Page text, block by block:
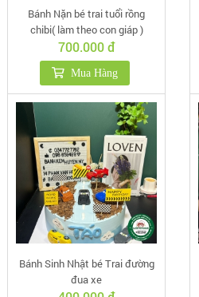
Bánh Nặn bé trai tuổi rồng
chibi( làm theo con giáp )
700.000 đ
Mua Hàng
Bánh Sinh Nhật bé Trai đường
đua xe